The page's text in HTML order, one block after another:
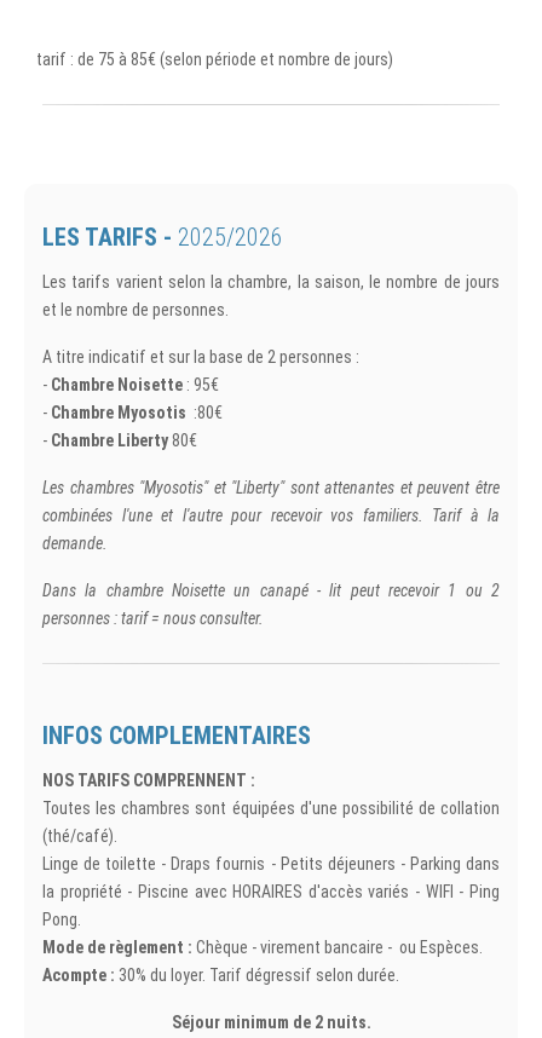
tarif : de 75 à 85€ (selon période et nombre de jours)
LES TARIFS - 2025/2026
Les tarifs varient selon la chambre, la saison, le nombre de jours
et le nombre de personnes.
A titre indicatif et sur la base de 2 personnes :
- Chambre Noisette : 95€
- Chambre Myosotis :80€
- Chambre Liberty80€
Les chambres "Myosotis" et "Liberty" sont attenantes et peuvent être
combinées l'une et l'autre pour recevoir vos familiers. Tarif à la
demande.
Dans la chambre Noisette un canapé - lit peut recevoir 1 ou 2
personnes : tarif = nous consulter.
INFOS COMPLEMENTAIRES
NOS TARIFS COMPRENNENT :
Toutes les chambres sont équipées d'une possibilité de collation
(thé/café).
Linge de toilette - Draps fournis - Petits déjeuners - Parking dans
la propriété - Piscine avec HORAIRES d'accès variés - WIFI - Ping
Pong.
Mode de règlement : Chèque - virement bancaire - ou Espèces.
Acompte : 30% du loyer. Tarif dégressif selon durée.
Séjour minimum de 2 nuits.